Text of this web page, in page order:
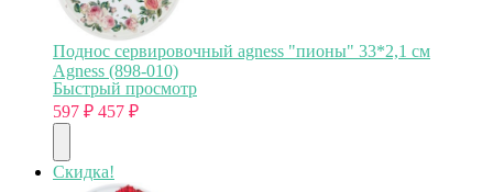
Поднос сервировочный agness "пионы" 33*2,1 см
Agness (898-010)
Быстрый просмотр
597 ₽ 457 ₽
Скидка!